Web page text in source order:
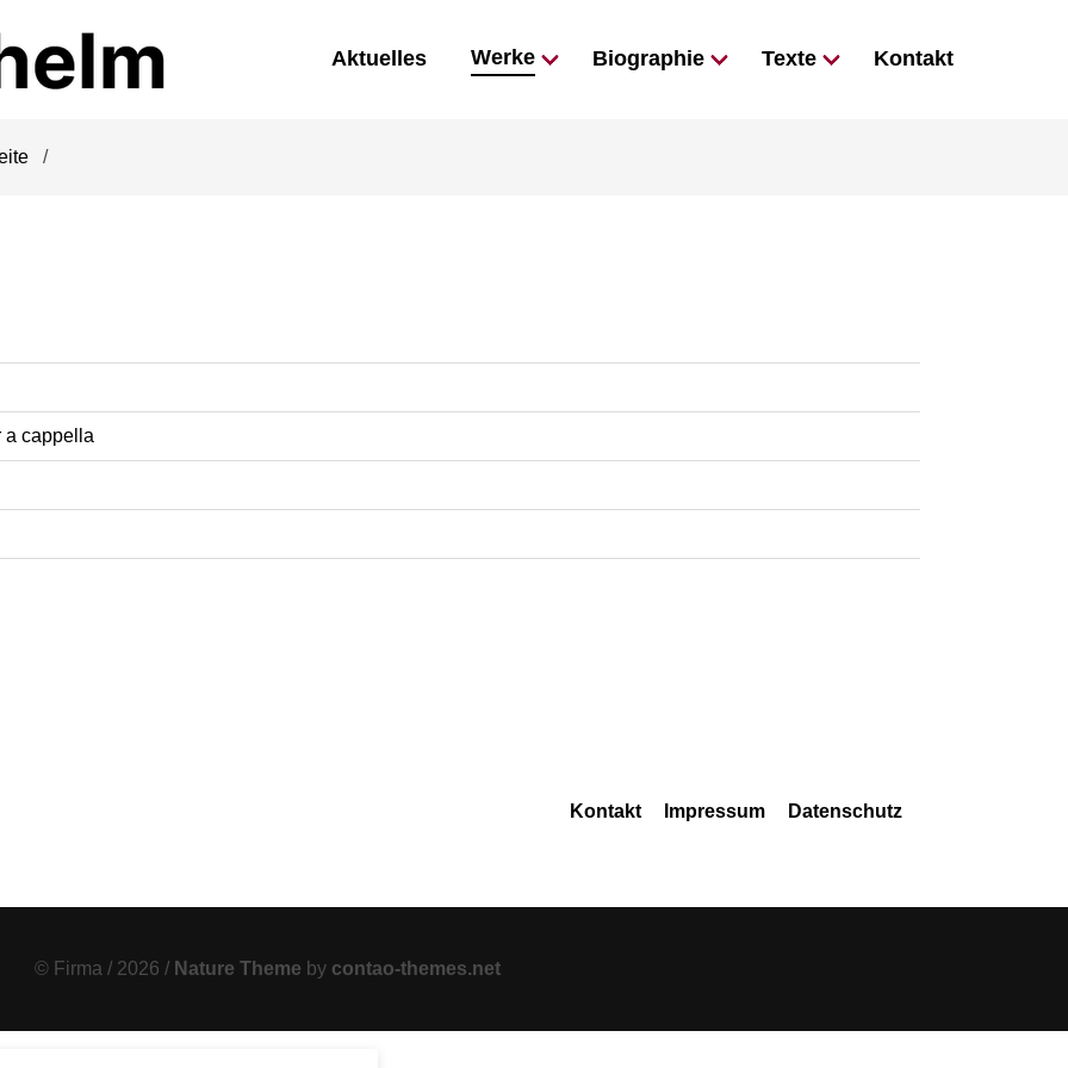
Aktuelles Werke Biographie Texte Kontakt
a cappella
Kontakt Impressum Datenschutz
© Firma / 2026 / Nature Theme by contao-themes.net